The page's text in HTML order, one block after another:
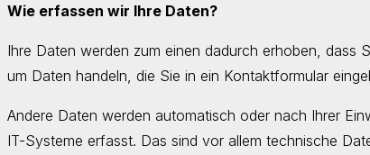
Wie erfassen wir Ihre Daten?
Ihre Daten werden zum einen dadurch erhoben, dass
um Daten handeln, die Sie in ein Kontaktformular
Andere Daten werden automatisch oder nach Ihrer
IT-Systeme erfasst. Das sind vor allem technische